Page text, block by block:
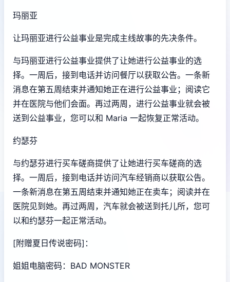
玛丽亚
让玛丽亚进行公益事业是完成主线故事的先决条件。
与玛丽亚进行公益事业提供了让她进行公益事业的选
择。一周后，接到电话并访问餐厅以获取公告。一条新
消息在第五周结束并通知她正在进行公益事业；阅读它
并在医院与他们会面。再过两周，进行公益事业就会被
送到公益事业，您可以和 Maria 一起恢复正常活动。
约瑟芬
与约瑟芬进行买车磋商提供了让她进行买车磋商的选
择。一周后，接到电话并访问汽车经销商以获取公告。
一条新消息在第五周结束并通知她正在卖车；阅读并在
医院见到她。再过两周，汽车就会被送到托儿所，您可
以和约瑟芬一起正常活动。
[附赠夏日传说密码]：
姐姐电脑密码：BAD MONSTER